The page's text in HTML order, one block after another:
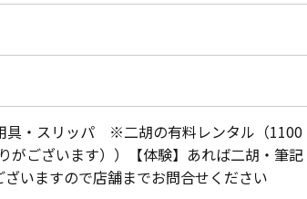
具・スリッパ ※二胡の有料レンタル（1100
がございます））【体験】あれば二胡・筆記
いますので店舗までお問合せください